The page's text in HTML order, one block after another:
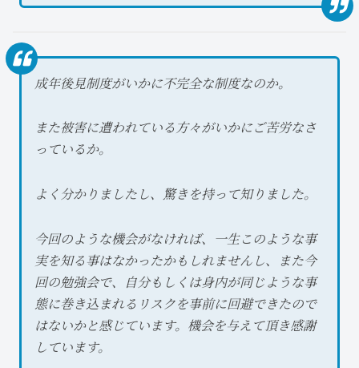
成年後見制度がいかに不完全な制度なのか。
また被害に遭われている方々がいかにご苦労なさ
っているか。
よく分かりましたし、驚きを持って知りました。
今回のような機会がなければ、一生このような事
実を知る事はなかったかもしれませんし、また今
回の勉強会で、自分もしくは身内が同じような事
態に巻き込まれるリスクを事前に回避できたので
はないかと感じています。機会を与えて頂き感謝
しています。